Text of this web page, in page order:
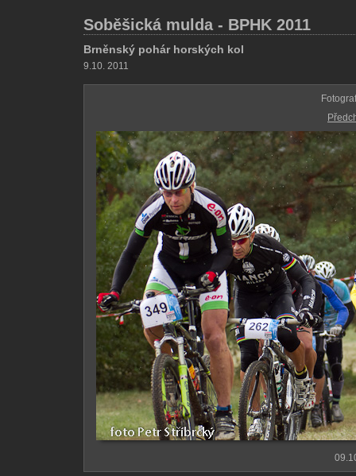
Soběšická mulda - BPHK 2011
Brněnský pohár horských kol
9.10. 2011